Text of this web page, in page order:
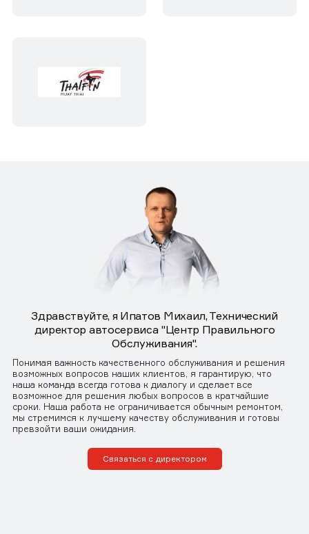
Здравствуйте, я Ипатов Михаил, Технический
директор автосервиса "Центр Правильного
Обслуживания".
Понимая важность качественного обслуживания и решения
возможных вопросов наших клиентов, я гарантирую, что
наша команда всегда готова к диалогу и сделает все
возможное для решения любых вопросов в кратчайшие
сроки. Наша работа не ограничивается обычным ремонтом,
мы стремимся к лучшему качеству обслуживания и готовы
превзойти ваши ожидания.
Связаться с директором